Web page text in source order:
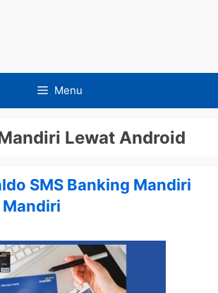
Menu
Lewat Android
SMS Banking Mandiri
Mandiri